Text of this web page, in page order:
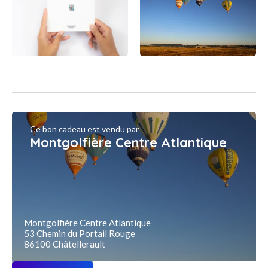
Ce bon cadeau est vendu par
Montgolfière Centre Atlantique
Montgolfière Centre Atlantique
53 Chemin du Portail Rouge
86100 Châtellerault